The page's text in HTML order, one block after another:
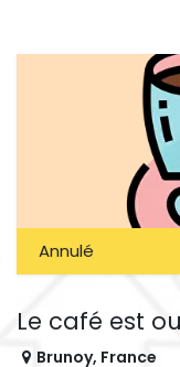
Annulé
Le café est
Brunoy, France